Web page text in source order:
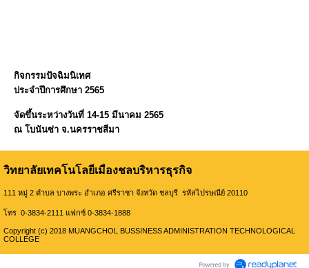
กิจกรรมปัจฉิมนิเทศ
ประจำปีการศึกษา 2565
จัดขึ้นระหว่างวันที่ 14-15 มีนาคม 2565
ณ โบนันซ่า จ.นครราชสีมา
วิทยาลัยเทคโนโลยีเมืองชลบริหารธุรกิจ
111 หมู่ 2 ตำบล บางพระ อำเภอ ศรีราชา จังหวัด ชลบุรี รหัสไปรษณีย์ 20110
โทร 0-3834-2111 แฟกซ์ 0-3834-1888
Copyright (c) 2018 MUANGCHOL BUSSINESS ADMINISTRATION TECHNOLOGICAL
COLLEGE